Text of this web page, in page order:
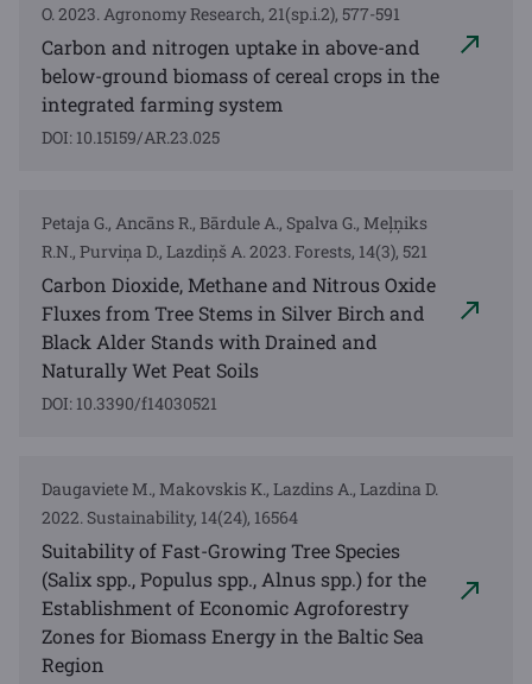
O. 2023. Agronomy Research, 21(sp.i.2), 577-591
Carbon and nitrogen uptake in above-and
below-ground biomass of cereal crops in the
integrated farming system
DOI: 10.15159/AR.23.025
Petaja G., Ancāns R., Bārdule A., Spalva G., Meļņiks
R.N., Purviņa D., Lazdiņš A. 2023. Forests, 14(3), 521
Carbon Dioxide, Methane and Nitrous Oxide
Fluxes from Tree Stems in Silver Birch and
Black Alder Stands with Drained and
Naturally Wet Peat Soils
DOI: 10.3390/f14030521
Daugaviete M., Makovskis K., Lazdins A., Lazdina D.
2022. Sustainability, 14(24), 16564
Suitability of Fast-Growing Tree Species
(Salix spp., Populus spp., Alnus spp.) for the
Establishment of Economic Agroforestry
Zones for Biomass Energy in the Baltic Sea
Region